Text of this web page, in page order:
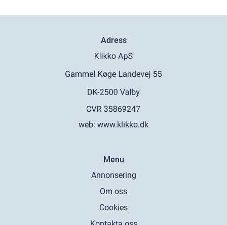
Adress
web: www.klikko.dk
Menu
Annonsering
Om oss
Cookies